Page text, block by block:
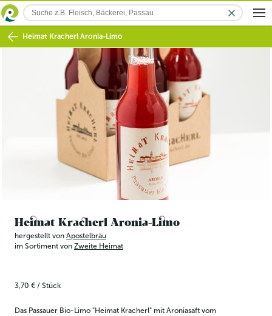
Heimat Kracherl Aronia-Limo
Heimat Kracherl Aronia-Limo
hergestellt von Apostelbräu
im Sortiment von Zweite Heimat
3,70 € / Stück
Das Passauer Bio-Limo "Heimat Kracherl" mit Aroniasaft vom